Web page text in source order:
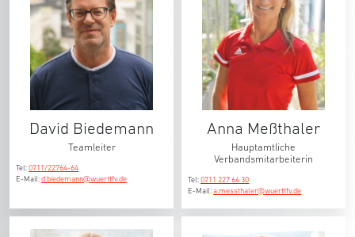
David Biedemann
Teamleiter
Tel:0711/22764-64
E-Mail:d.biedemann@wuerttfv.de
Anna Meßthaler
Hauptamtliche
Verbandsmitarbeiterin
Tel:0711 227 64 30
E-Mail:a.messthaler@wuerttfv.de